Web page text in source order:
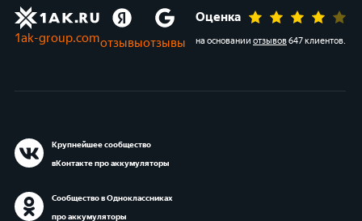
1ak-group.comотзывыотзывы
Оценка
на основании отзывов647 клиентов.
Крупнейшее сообщество
вКонтакте про аккумуляторы
Сообщество в Одноклассниках
про аккумуляторы